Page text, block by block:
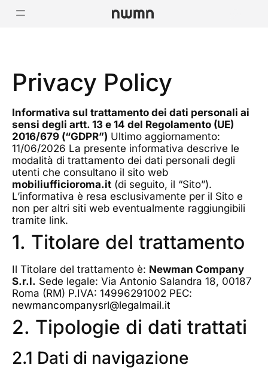
Privacy Policy
Informativa sul trattamento dei dati personali ai
sensi degli artt. 13 e 14 del Regolamento (UE)
2016/679 (“GDPR”) Ultimo aggiornamento:
11/06/2026 La presente informativa descrive le
modalità di trattamento dei dati personali degli
utenti che consultano il sito web
mobiliufficioroma.it (di seguito, il “Sito”).
L’informativa è resa esclusivamente per il Sito e
non per altri siti web eventualmente raggiungibili
tramite link.
1. Titolare del trattamento
Il Titolare del trattamento è: Newman Company
S.r.l. Sede legale: Via Antonio Salandra 18, 00187
Roma (RM) P.IVA: 14996291002 PEC:
newmancompanysrl@legalmail.it
2. Tipologie di dati trattati
2.1 Dati di navigazione